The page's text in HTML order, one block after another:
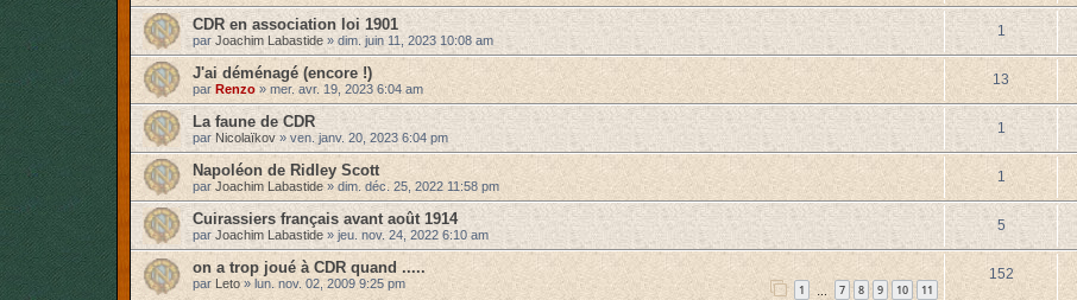
CDR en association loi 1901
par Joachim Labastide » dim. juin 11, 2023 10:08 am
1
J'ai déménagé (encore !)
par Renzo »mer. avr. 19, 2023 6:04 am
13
La faune de CDR
par Nicolaïkov » ven. janv. 20, 2023 6:04 pm
1
Napoléon de Ridley Scott
par Joachim Labastide» dim. déc. 25, 2022 11:58 pm
1
Cuirassiers français avant août 1914
par Joachim Labastide » jeu. nov. 24, 2022 6:10 am
5
on a trop joué à CDR quand .....
par Leto» lun. nov. 02, 2009 9:25 pm 1 7 8 9 10 11
152